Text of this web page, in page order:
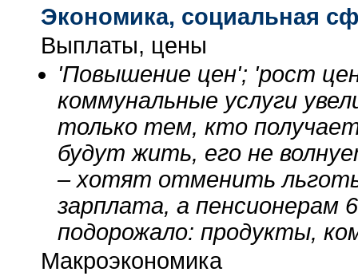
Экономика, социальная
Выплаты, цены
'Повышение цен'; 'рост
коммунальные услуги
только тем, кто
будут жить, его не
– хотят отменить
зарплата, а пенсионерам
подорожало: продукты,
Макроэкономика